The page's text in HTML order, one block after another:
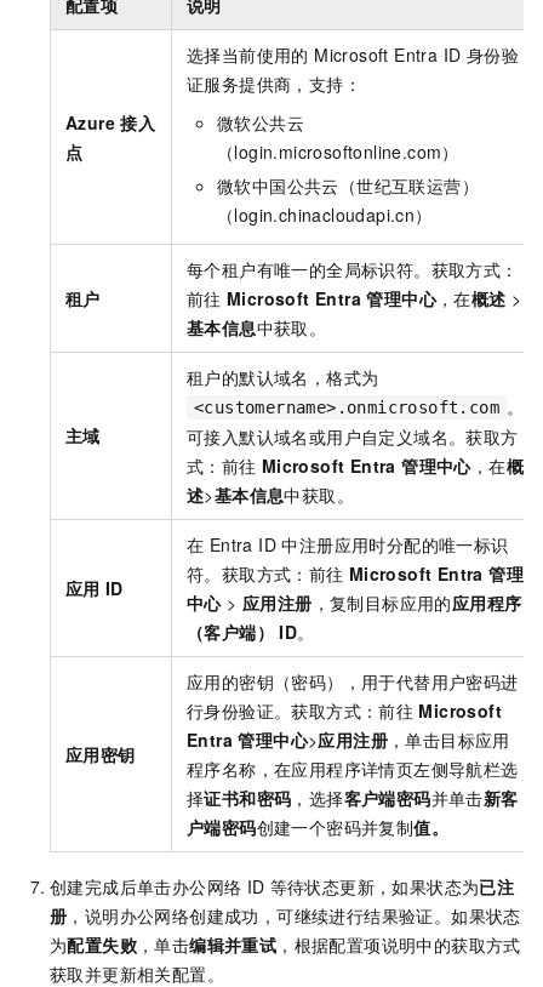
Azure 接入
点
选择当前使用的 Microsoft Entra ID 身份验
证服务提供商，支持：
微软公共云
（login.microsoftonline.com）
微软中国公共云（世纪互联运营）
（login.chinacloudapi.cn）
租户
每个租户有唯一的全局标识符。获取方式：
前往 Microsoft Entra 管理中心，在概述 >
基本信息中获取。
主域
租户的默认域名，格式为
<customername>.onmicrosoft.com 。
可接入默认域名或用户自定义域名。获取方
式：前往 Microsoft Entra 管理中心，在概
述>基本信息中获取。
应用 ID
在 Entra ID 中注册应用时分配的唯一标识
符。获取方式：前往 Microsoft Entra 管理
中心 > 应用注册 ，复制目标应用的应用程序
（客户端） ID。
应用密钥
应用的密钥（密码），用于代替用户密码进
行身份验证。获取方式：前往 Microsoft
Entra 管理中心>应用注册 ，单击目标应用
程序名称，在应用程序详情页左侧导航栏选
择证书和密码 ，选择客户端密码并单击新客
户端密码创建一个密码并复制值。
创建完成后单击办公网络 ID 等待状态更新，如果状态为已注
册 ，说明办公网络创建成功，可继续进行结果验证。如果状态
为配置失败 ，单击编辑并重试 ，根据配置项说明中的获取方式
获取并更新相关配置。